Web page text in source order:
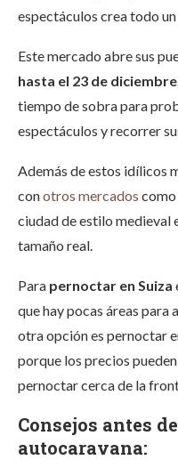
espectáculos crea todo
Este mercado abre sus
hasta el 23 de
tiempo de sobra para
espectáculos y recorrer
Además de estos idílicos
conotros mercados como
ciudad de estilo medieval
tamaño real.
Para pernoctar en Suiza
que hay pocas áreas para
otra opción es pernoctar
porque los precios
pernoctar cerca de la
Consejos antes
autocaravana: